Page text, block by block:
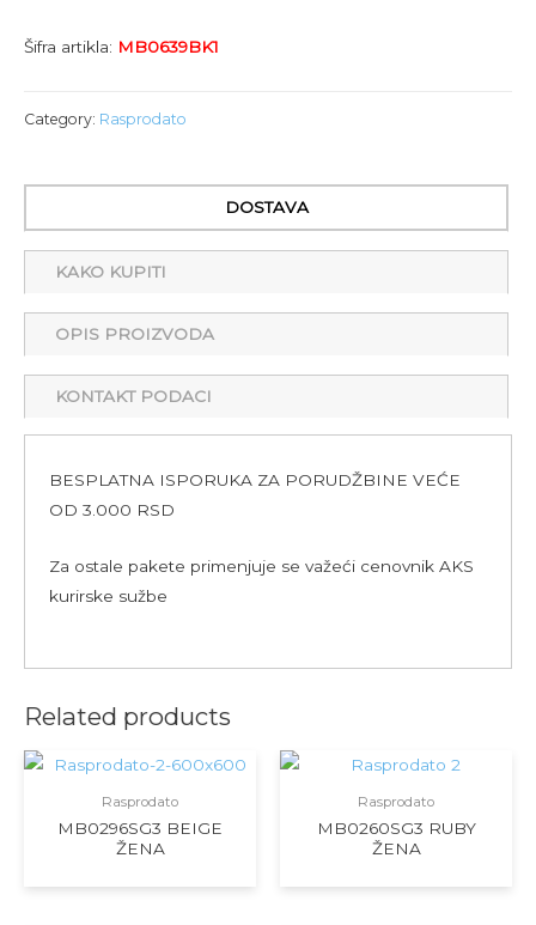
Šifra artikla: MB0639BK1
Category: Rasprodato
DOSTAVA
KAKO KUPITI
OPIS PROIZVODA
KONTAKT PODACI
BESPLATNA ISPORUKA ZA PORUDŽBINE VEĆE
OD 3.000 RSD
Za ostale pakete primenjuje se važeći cenovnik AKS
kurirske sužbe
Related products
Rasprodato
MB0296SG3 BEIGE
ŽENA
Rasprodato
MB0260SG3 RUBY
ŽENA